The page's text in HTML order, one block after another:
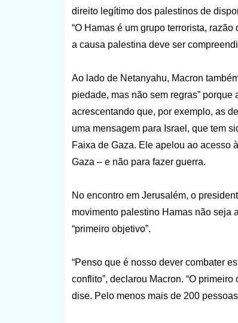
direito legítimo dos palestinos de
“O Hamas é um grupo terrorista,
a causa palestina deve ser
Ao lado de Netanyahu, Macron
piedade, mas não sem regras” porque
acrescentando que, por exemplo, as
uma mensagem para Israel, que tem
Faixa de Gaza. Ele apelou ao acesso
Gaza – e não para fazer guerra.
No encontro em Jerusalém, o
movimento palestino Hamas não seja
“primeiro objetivo”.
“Penso que é nosso dever combater
conflito”, declarou Macron. “O
dise. Pelo menos mais de 200